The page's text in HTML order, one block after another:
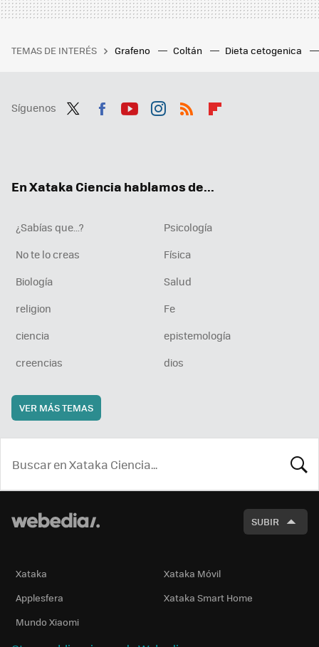
TEMAS DE INTERÉS Grafeno Coltán Dieta cetogenica
Síguenos
En Xataka Ciencia hablamos de...
¿Sabías que...?
Psicología
No te lo creas
Física
Biología
Salud
religion
Fe
ciencia
epistemología
creencias
dios
VER MÁS TEMAS
SUBIR
Xataka
Xataka Móvil
Applesfera
Xataka Smart Home
Mundo Xiaomi